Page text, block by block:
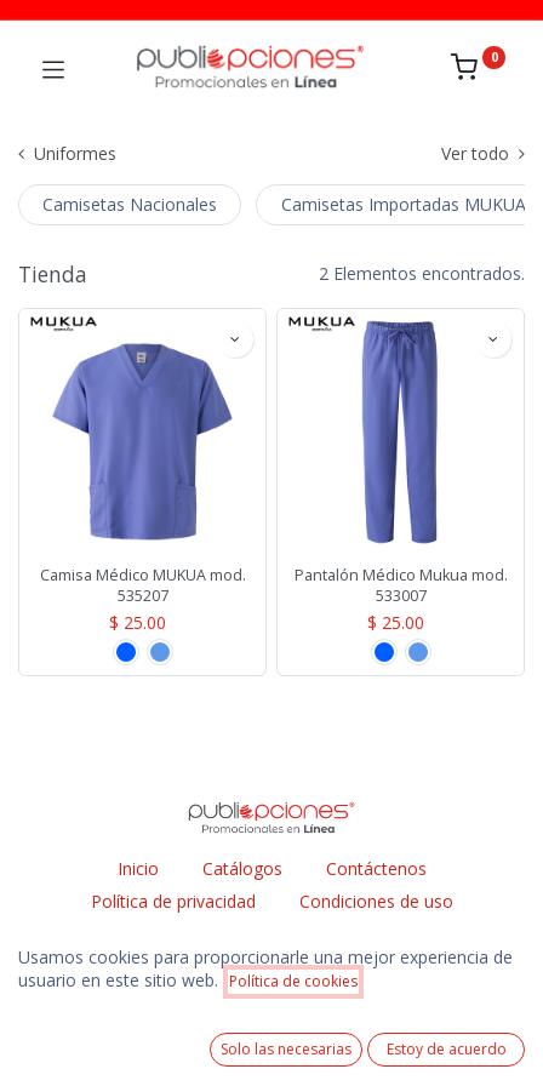
0
Uniformes Ver todo
Camisetas Nacionales Camisetas Importadas MUKUA
Tienda 2 Elementos encontrados.
Camisa Médico MUKUA mod.
535207
$ 25.00
Pantalón Médico Mukua mod.
533007
$ 25.00
Inicio Catálogos
Contáctenos
Política de privacidad
Condiciones de uso
Copyright © Publiopciones 2026
Usamos cookies para proporcionarle una mejor experiencia de
usuario en este sitio web.
Política de cookies
Solo las necesarias Estoy de acuerdo